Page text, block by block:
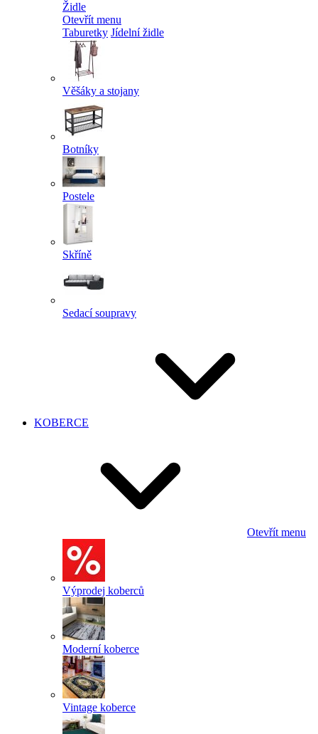
Židle
Otevřít menu
Taburetky Jídelní židle
Věšáky a stojany
Botníky
Postele
Skříně
Sedací soupravy
KOBERCE
Otevřít menu
Výprodej koberců
Moderní koberce
Vintage koberce